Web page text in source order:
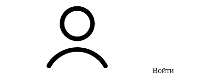
Войти